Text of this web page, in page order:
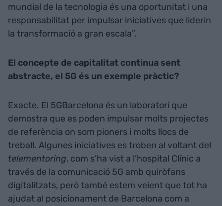
mundial de la tecnologia és una oportunitat i una
responsabilitat per impulsar iniciatives que liderin
la transformació a gran escala”.
El concepte de capitalitat continua sent
abstracte, el 5G és un exemple pràctic?
Exacte. El 5GBarcelona és un laboratori que
demostra que es poden impulsar molts projectes
de referència on som pioners i molts llocs de
treball. Algunes iniciatives es troben al voltant del
telementoring, com s’ha vist a l’hospital Clínic a
través de la comunicació 5G amb quiròfans
digitalitzats, però també estem veient que tot ha
ajudat al posicionament de Barcelona com a